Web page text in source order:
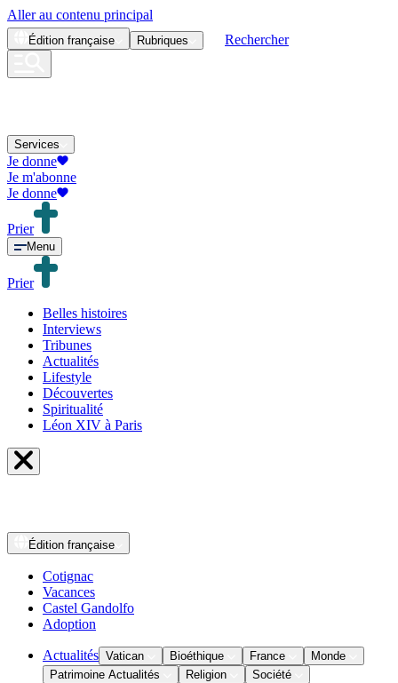
Aller au contenu principal
Édition française Rubriques Rechercher
Services
Je donne
Je m'abonne
Je donne
Prier
Menu
Prier
Belles histoires
Interviews
Tribunes
Actualités
Lifestyle
Découvertes
Spiritualité
Léon XIV à Paris
Édition française
Cotignac
Vacances
Castel Gandolfo
Adoption
Actualités Vatican Bioéthique France
Monde
Patrimoine Actualités
Religion Société